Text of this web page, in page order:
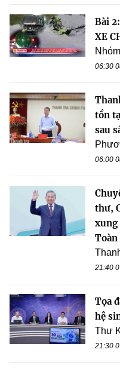
Bài
XE
06:30
tồn
sau
06:00
thư,
xung
Toàn
21:40
Tọa
hệ
Thư
21:30